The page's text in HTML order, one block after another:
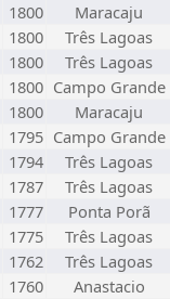
1800
Maracaju
1800
Três Lagoas
1800
Três Lagoas
1800 Campo Grande
1800
Maracaju
1795 Campo Grande
1794
Três Lagoas
1787
Três Lagoas
1777
Ponta Porã
1775
Três Lagoas
1762
Três Lagoas
1760
Anastacio